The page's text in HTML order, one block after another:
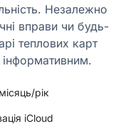
Незалежно
вправи чи будь-
теплових карт
інформативним.
рік
iCloud